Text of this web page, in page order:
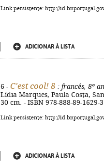
Link persistente: http://
ADICIONAR À LISTA
6 - C'est cool! 8 : francês, 8º
Lídia Marques, Paula Costa,
30 cm. - ISBN 978-888-89-1629-3
Link persistente: http://
ADICIONAR À LISTA